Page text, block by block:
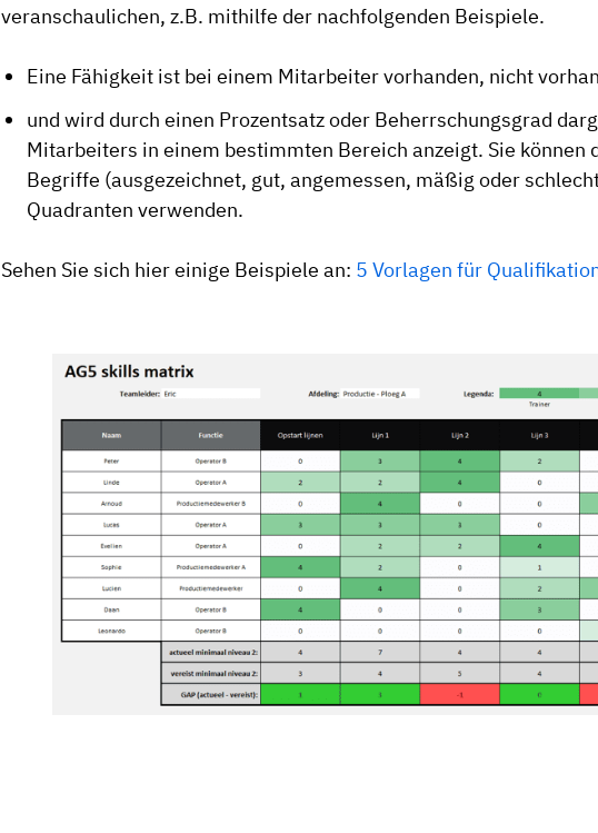
veranschaulichen, z.B. mithilfe der nachfolgenden Beispiele.
Eine Fähigkeit ist bei einem Mitarbeiter vorhanden, nicht
und wird durch einen Prozentsatz oder Beherrschungsgrad
Mitarbeiters in einem bestimmten Bereich anzeigt. Sie können
Begriffe (ausgezeichnet, gut, angemessen, mäßig oder
Quadranten verwenden.
Sehen Sie sich hier einige Beispiele an: 5 Vorlagen für